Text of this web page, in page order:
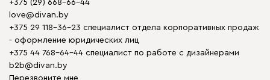
+375 (29) 668-66-44
love@divan.by
+375 29 118-36-23 специалист отдела корпоративных продаж
- оформление юридических лиц
+375 44 768-64-44 специалист по работе с дизайнерами
b2b@divan.by
Перезвоните мне